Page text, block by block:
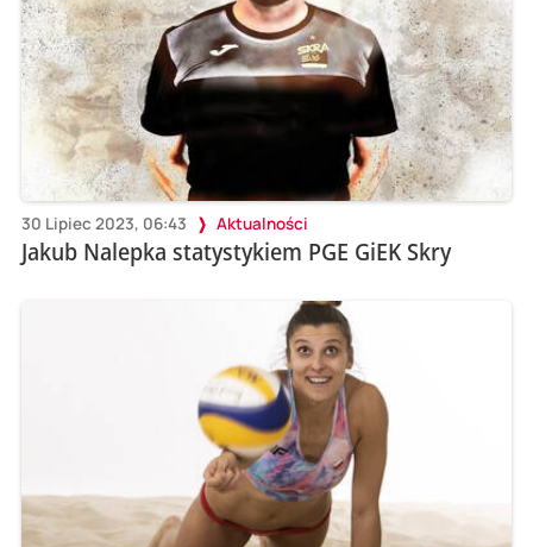
30 Lipiec 2023, 06:43 Aktualności
Jakub Nalepka statystykiem PGE GiEK Skry